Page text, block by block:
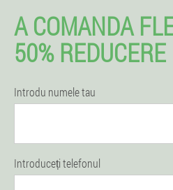
A COMANDA
50% REDUCERE
Introdu numele tau
Introduceți telefonul